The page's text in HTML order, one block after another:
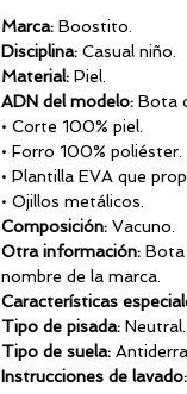
Marca: Boostito.
Disciplina: Casual niño.
Material: Piel.
ADN del modelo: Bota
• Corte 100% piel.
• Forro 100% poliéster.
• Plantilla EVA que
• Ojillos metálicos.
Composición: Vacuno.
Otra información: Bota
nombre de la marca.
Características
Tipo de pisada: Neutral.
Tipo de suela:
Instrucciones de lavado: